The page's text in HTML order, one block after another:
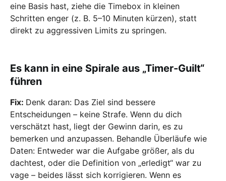
eine Basis hast, ziehe die Timebox in kleinen
Schritten enger (z. B. 5–10 Minuten kürzen), statt
direkt zu aggressiven Limits zu springen.
Es kann in eine Spirale aus „Timer-Guilt“
führen
Fix: Denk daran: Das Ziel sind bessere
Entscheidungen – keine Strafe. Wenn du dich
verschätzt hast, liegt der Gewinn darin, es zu
bemerken und anzupassen. Behandle Überläufe wie
Daten: Entweder war die Aufgabe größer, als du
dachtest, oder die Definition von „erledigt“ war zu
vage – beides lässt sich korrigieren. Wenn es